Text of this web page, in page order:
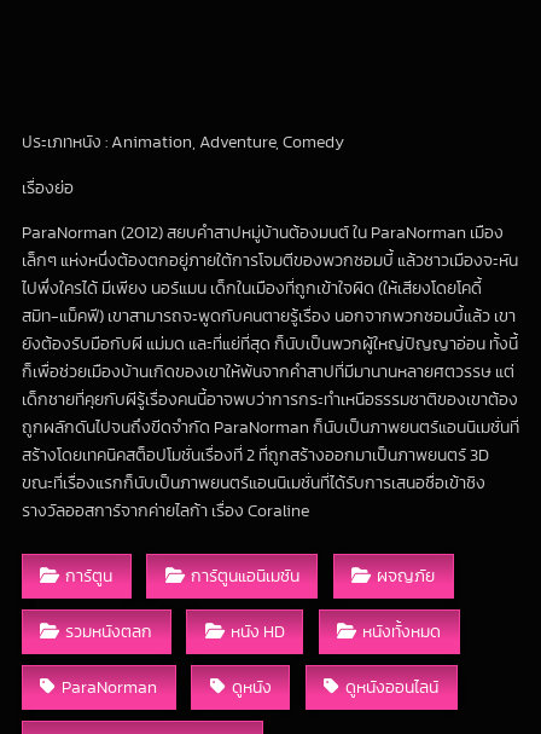
ประเภทหนัง : Animation, Adventure, Comedy
เรื่องย่อ
ParaNorman (2012) สยบคำสาปหมู่บ้านต้องมนต์ ใน ParaNorman เมือง
เล็กๆ แห่งหนึ่งต้องตกอยู่ภายใต้การโจมตีของพวกซอมบี้ แล้วชาวเมืองจะหัน
ไปพึ่งใครได้ มีเพียง นอร์แมน เด็กในเมืองที่ถูกเข้าใจผิด (ให้เสียงโดยโคดี้
สมิท-แม็คฟี) เขาสามารถจะพูดกับคนตายรู้เรื่อง นอกจากพวกซอมบี้แล้ว เขา
ยังต้องรับมือกับผี แม่มด และที่แย่ที่สุด ก็นับเป็นพวกผู้ใหญ่ปัญญาอ่อน ทั้งนี้
ก็เพื่อช่วยเมืองบ้านเกิดของเขาให้พ้นจากคำสาปที่มีมานานหลายศตวรรษ แต่
เด็กชายที่คุยกับผีรู้เรื่องคนนี้อาจพบว่าการกระทำเหนือธรรมชาติของเขาต้อง
ถูกผลักดันไปจนถึงขีดจำกัด ParaNorman ก็นับเป็นภาพยนตร์แอนนิเมชั่นที่
สร้างโดยเทคนิคสต็อปโมชั่นเรื่องที่ 2 ที่ถูกสร้างออกมาเป็นภาพยนตร์ 3D
ขณะที่เรื่องแรกก็นับเป็นภาพยนตร์แอนนิเมชั่นที่ได้รับการเสนอชื่อเข้าชิง
รางวัลออสการ์จากค่ายไลก้า เรื่อง Coraline
การ์ตูน การ์ตูนแอนิเมชัน ผจญภัย
รวมหนังตลก หนัง HD หนังทั้งหมด
ParaNorman ดูหนัง ดูหนังออนไลน์